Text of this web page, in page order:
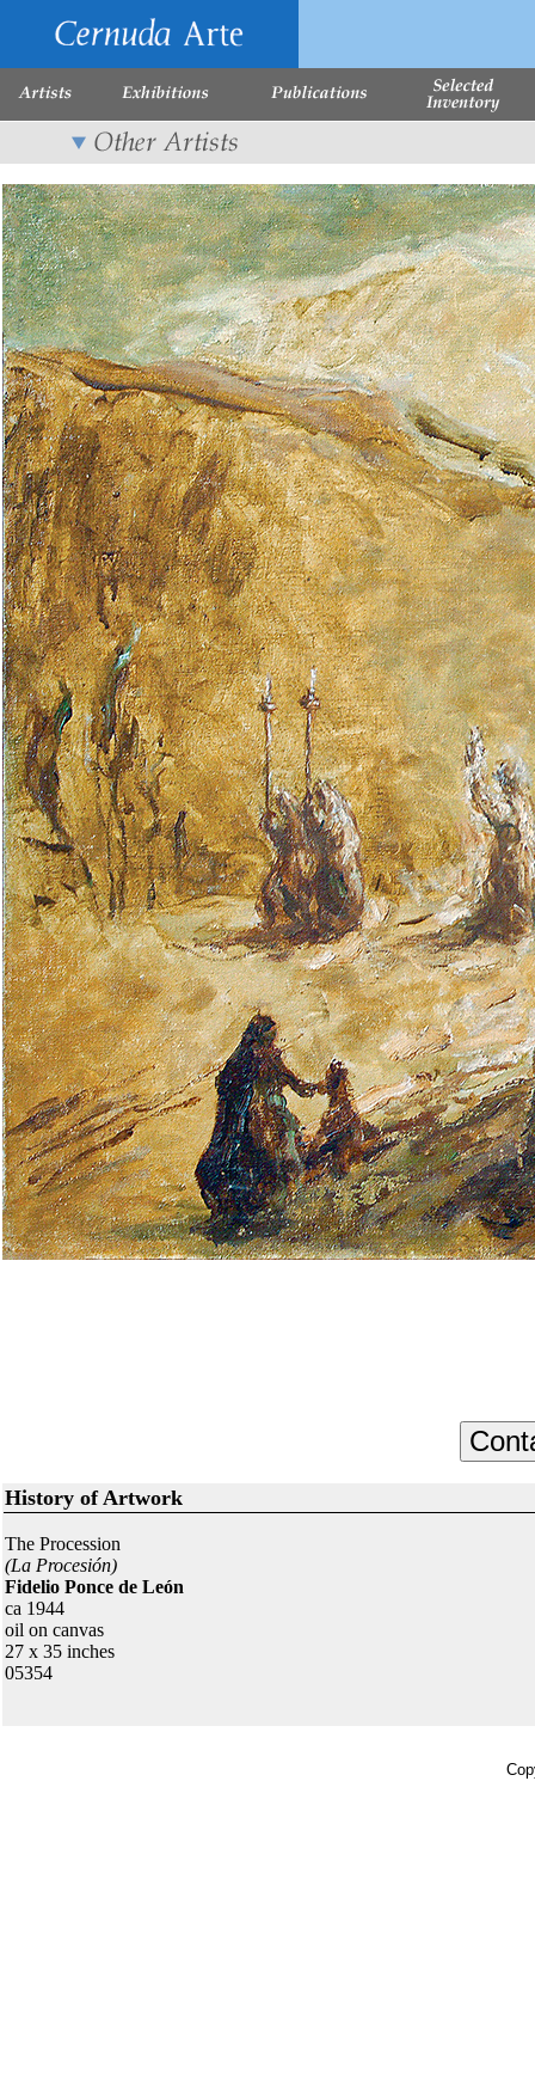
History of Artwork
The Procession
(La Procesión)
Fidelio Ponce de León
ca 1944
oil on canvas
27 x 35 inches
05354